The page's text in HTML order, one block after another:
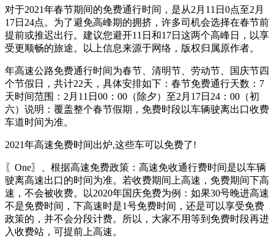
对于2021年春节期间的免费通行时间，是从2月11日0点至2月
17日24点。为了避免高峰期的拥挤，许多司机会选择在春节前
提前或推迟出行。建议您避开11日和17日这两个高峰日，以享
受更顺畅的旅途。以上信息来源于网络，版权归属原作者。
年高速公路免费通行时间为春节、清明节、劳动节、国庆节四
个节假日，共计22天，具体安排如下：春节免费通行天数：7
天时间范围：2月11日00：00（除夕）至2月17日24：00（初
六）说明：覆盖整个春节假期，免费时段以车辆驶离出口收费
车道时间为准。
2021年高速免费时间出炉,这些车可以免费了!
〖One〗、根据高速免费政策：高速免收通行费时间是以车辆
驶离高速出口的时间为准。若收费期间上高速，免费期间下高
速，不会被收费。以2020年国庆免费为例：如果30号晚进高速
不是免费时间，下高速时是1号免费时间，还是可以享受免费
政策的，并不会分段计费。所以，大家不用等到免费时段再进
入收费站，可提前上高速。